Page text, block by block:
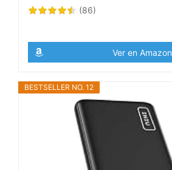
(86)
Ver en Amazon
BESTSELLER NO. 12